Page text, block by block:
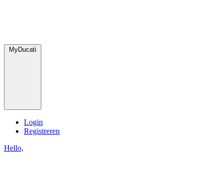
MyDucati
Login
Registreren
Hello,